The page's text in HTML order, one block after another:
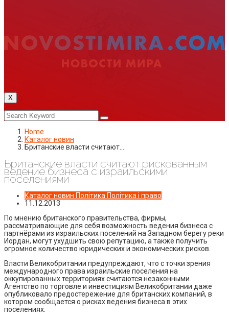
X
Home
Каталог новин
Британские власти считают…
Британские власти считают рискованным
ведение бизнеса с израильскими
поселениями
Каталог новин Політика Політика і право
11.12.2013
По мнению британского правительства, фирмы,
рассматривающие для себя возможность ведения бизнеса с
партнёрами из израильских поселений на Западном берегу реки
Иордан, могут ухудшить свою репутацию, а также получить
огромное количество юридических и экономических рисков.
Власти Великобритании предупреждают, что с точки зрения
международного права израильские поселения на
оккупированных территориях считаются незаконными.
Агентство по торговле и инвестициям Великобритании даже
опубликовало предостережение для британских компаний, в
котором сообщается о рисках ведения бизнеса в этих
поселениях.